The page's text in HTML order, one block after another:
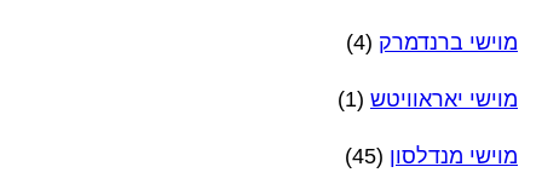
מוישי ברנדמרק (4)
מוישי יאראוויטש (1)
מוישי מנדלסון (45)